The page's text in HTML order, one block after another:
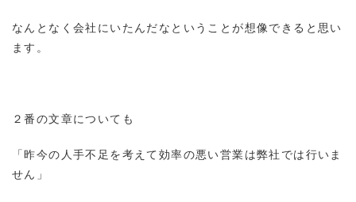
なんとなく会社にいたんだなということが想像できると思い
ます。
２番の文章についても
「昨今の人手不足を考えて効率の悪い営業は弊社では行いま
せん」